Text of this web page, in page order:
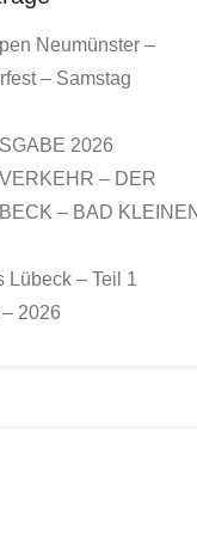
Neumünster –
– Samstag
2026
– DER
– BAD
Lübeck – Teil 1
2026